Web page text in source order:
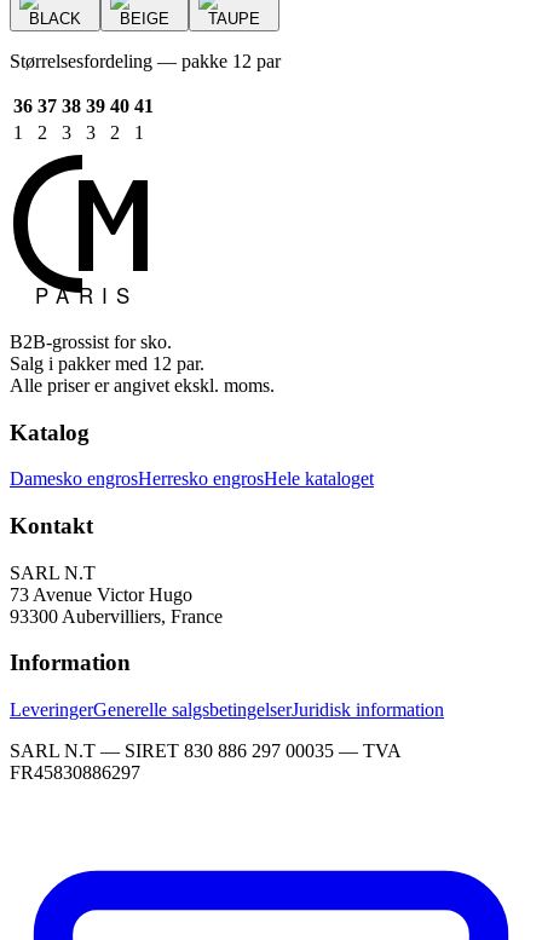
BLACK BEIGE TAUPE
Størrelsesfordeling — pakke 12 par
36 37 38 39 40 41
1
2 3 3 2 1
B2B-grossist for sko.
Salg i pakker med 12 par.
Alle priser er angivet ekskl. moms.
Katalog
Damesko engrosHerresko engrosHele kataloget
Kontakt
SARL N.T
73 Avenue Victor Hugo
93300 Aubervilliers, France
Information
LeveringerGenerelle salgsbetingelserJuridisk information
SARL N.T — SIRET 830 886 297 00035 — TVA
FR45830886297